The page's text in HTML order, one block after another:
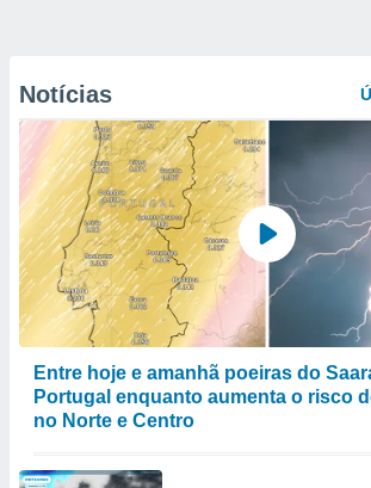
Notícias
Entre hoje e amanhã poeiras do
Portugal enquanto aumenta o risco
no Norte e Centro